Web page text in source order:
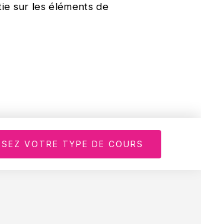
sur les éléments de
VOTRE TYPE DE COURS